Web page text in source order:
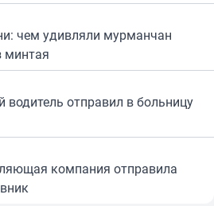
чем удивляли мурманчан
минтая
водитель отправил в больницу
компания отправила